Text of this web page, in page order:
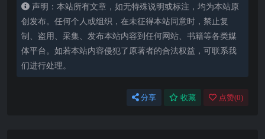
声明：本站所有文章，如无特殊说明或标注，均为本站原
创发布。任何个人或组织，在未征得本站同意时，禁止复
制、盗用、采集、发布本站内容到任何网站、书籍等各类媒
体平台。如若本站内容侵犯了原著者的合法权益，可联系我
们进行处理。
分享 收藏 点赞(0)